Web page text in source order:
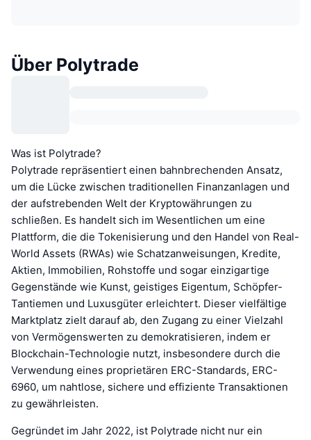
Über Polytrade
Was ist Polytrade?
Polytrade repräsentiert einen bahnbrechenden Ansatz,
um die Lücke zwischen traditionellen Finanzanlagen und
der aufstrebenden Welt der Kryptowährungen zu
schließen. Es handelt sich im Wesentlichen um eine
Plattform, die die Tokenisierung und den Handel von Real-
World Assets (RWAs) wie Schatzanweisungen, Kredite,
Aktien, Immobilien, Rohstoffe und sogar einzigartige
Gegenstände wie Kunst, geistiges Eigentum, Schöpfer-
Tantiemen und Luxusgüter erleichtert. Dieser vielfältige
Marktplatz zielt darauf ab, den Zugang zu einer Vielzahl
von Vermögenswerten zu demokratisieren, indem er
Blockchain-Technologie nutzt, insbesondere durch die
Verwendung eines proprietären ERC-Standards, ERC-
6960, um nahtlose, sichere und effiziente Transaktionen
zu gewährleisten.
Gegründet im Jahr 2022, ist Polytrade nicht nur ein